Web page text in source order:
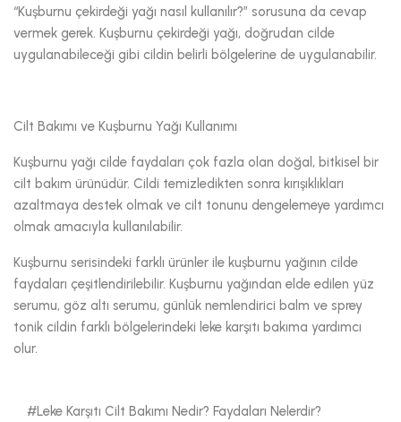
“Kuşburnu çekirdeği yağı nasıl kullanılır?” sorusuna da cevap
vermek gerek. Kuşburnu çekirdeği yağı, doğrudan cilde
uygulanabileceği gibi cildin belirli bölgelerine de uygulanabilir.
Cilt Bakımı ve Kuşburnu Yağı Kullanımı
Kuşburnu yağı cilde faydaları çok fazla olan doğal, bitkisel bir
cilt bakım ürünüdür. Cildi temizledikten sonra kırışıklıkları
azaltmaya destek olmak ve cilt tonunu dengelemeye yardımcı
olmak amacıyla kullanılabilir.
Kuşburnu serisindeki farklı ürünler ile kuşburnu yağının cilde
faydaları çeşitlendirilebilir. Kuşburnu yağından elde edilen yüz
serumu, göz altı serumu, günlük nemlendirici balm ve sprey
tonik cildin farklı bölgelerindeki leke karşıtı bakıma yardımcı
olur.
#Leke Karşıtı Cilt Bakımı Nedir? Faydaları Nelerdir?